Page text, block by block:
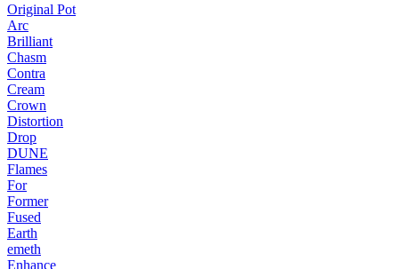
Original Pot
Arc
Brilliant
Chasm
Contra
Cream
Crown
Distortion
Drop
DUNE
Flames
For
Former
Fused
Earth
emeth
Enhance